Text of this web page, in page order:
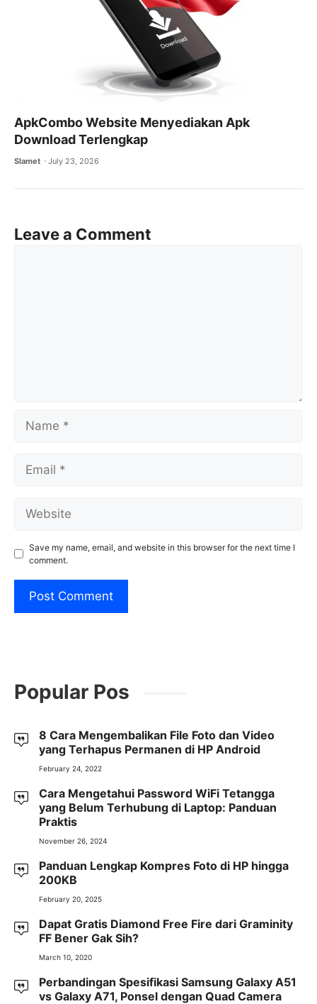
ApkCombo Website Menyediakan Apk
Download Terlengkap
Slamet July 23, 2026
Leave a Comment
Save my name, email, and website in this browser for the next time I
comment.
Popular Pos
8 Cara Mengembalikan File Foto dan Video
yang Terhapus Permanen di HP Android
February 24, 2022
Cara Mengetahui Password WiFi Tetangga
yang Belum Terhubung di Laptop: Panduan
Praktis
November 26, 2024
Panduan Lengkap Kompres Foto di HP hingga
200KB
February 20, 2025
Dapat Gratis Diamond Free Fire dari Graminity
FF Bener Gak Sih?
March 10, 2020
Perbandingan Spesifikasi Samsung Galaxy A51
vs Galaxy A71, Ponsel dengan Quad Camera